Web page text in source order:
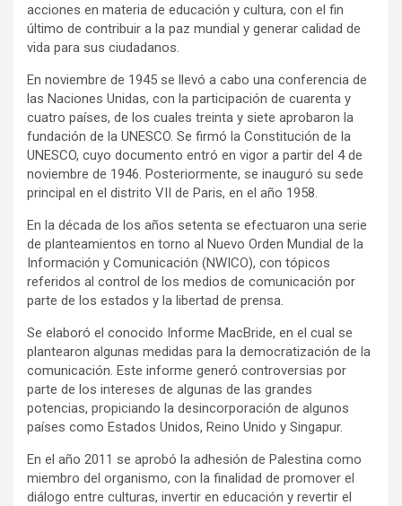
acciones en materia de educación y cultura, con el fin
último de contribuir a la paz mundial y generar calidad de
vida para sus ciudadanos.
En noviembre de 1945 se llevó a cabo una conferencia de
las Naciones Unidas, con la participación de cuarenta y
cuatro países, de los cuales treinta y siete aprobaron la
fundación de la UNESCO. Se firmó la Constitución de la
UNESCO, cuyo documento entró en vigor a partir del 4 de
noviembre de 1946. Posteriormente, se inauguró su sede
principal en el distrito VII de Paris, en el año 1958.
En la década de los años setenta se efectuaron una serie
de planteamientos en torno al Nuevo Orden Mundial de la
Información y Comunicación (NWICO), con tópicos
referidos al control de los medios de comunicación por
parte de los estados y la libertad de prensa.
Se elaboró el conocido Informe MacBride, en el cual se
plantearon algunas medidas para la democratización de la
comunicación. Este informe generó controversias por
parte de los intereses de algunas de las grandes
potencias, propiciando la desincorporación de algunos
países como Estados Unidos, Reino Unido y Singapur.
En el año 2011 se aprobó la adhesión de Palestina como
miembro del organismo, con la finalidad de promover el
diálogo entre culturas, invertir en educación y revertir el